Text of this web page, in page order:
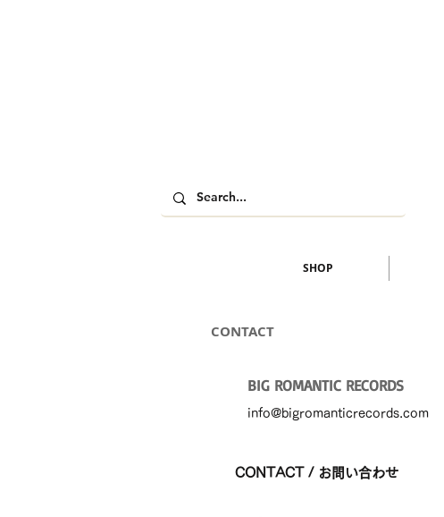
SHOP
CONTACT
BIG ROMANTIC RECORDS
CONTACT / お問い合わせ
info@bigromanticrecords.com